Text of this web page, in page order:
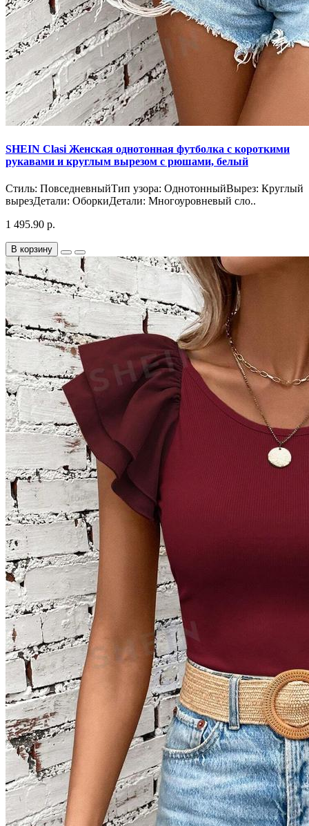
SHEIN Clasi Женская однотонная футболка с короткими
рукавами и круглым вырезом с рюшами, белый
Стиль: ПовседневныйТип узора: ОднотонныйВырез: Круглый
вырезДетали: ОборкиДетали: Многоуровневый сло..
1 495.90 р.
В корзину